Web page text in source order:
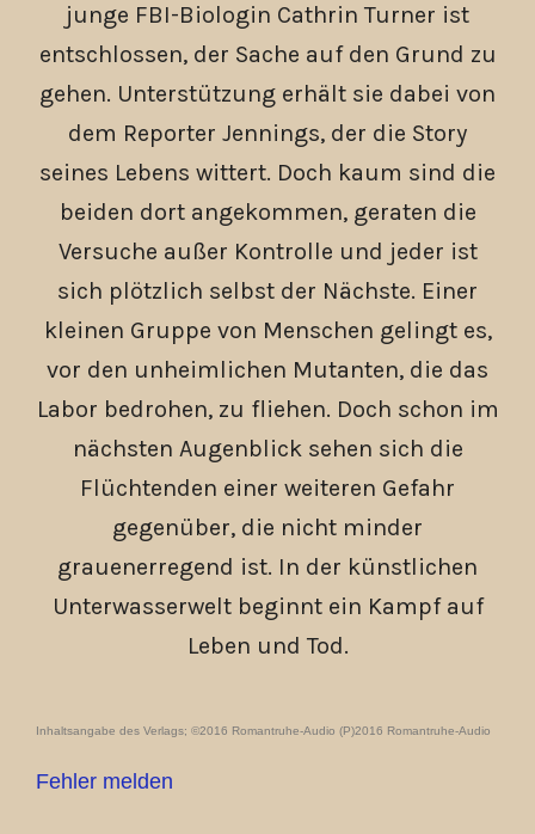
junge FBI-Biologin Cathrin Turner ist
entschlossen, der Sache auf den Grund zu
gehen. Unterstützung erhält sie dabei von
dem Reporter Jennings, der die Story
seines Lebens wittert. Doch kaum sind die
beiden dort angekommen, geraten die
Versuche außer Kontrolle und jeder ist
sich plötzlich selbst der Nächste. Einer
kleinen Gruppe von Menschen gelingt es,
vor den unheimlichen Mutanten, die das
Labor bedrohen, zu fliehen. Doch schon im
nächsten Augenblick sehen sich die
Flüchtenden einer weiteren Gefahr
gegenüber, die nicht minder
grauenerregend ist. In der künstlichen
Unterwasserwelt beginnt ein Kampf auf
Leben und Tod.
Inhaltsangabe des Verlags; ©2016 Romantruhe-Audio (P)2016 Romantruhe-Audio
Fehler melden